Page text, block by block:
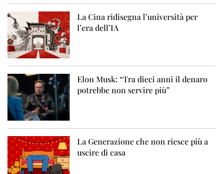
La Cina ridisegna l’università per
l’era dell’IA
Elon Musk: “Tra dieci anni il denaro
potrebbe non servire più”
La Generazione che non riesce più a
uscire di casa